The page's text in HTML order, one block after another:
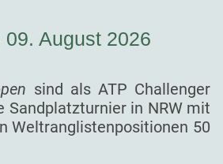
09. August 2026
sind als ATP Challenger
Sandplatzturnier in NRW mit
Weltranglistenpositionen 50